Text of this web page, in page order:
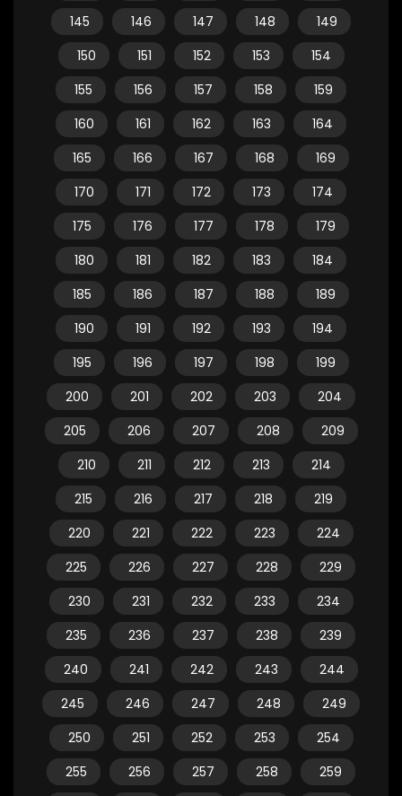
145
146 147 148
149
150
151 152 153
154
155
156 157 158
159
160
161 162 163
164
165
166 167 168
169
170
171 172 173
174
175
176 177 178
179
180
181 182 183
184
185
186 187 188
189
190
191 192 193
194
195
196 197 198
199
200
201 202 203
204
205
206 207 208
209
210
211 212 213
214
215
216 217 218
219
220
221 222 223
224
225
226 227 228
229
230
231 232 233
234
235
236 237 238
239
240
241 242 243
244
245
246 247 248
249
250
251 252 253
254
255
256 257 258
259